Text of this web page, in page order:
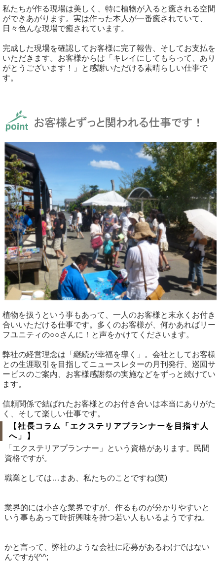
私たちが作る現場は美しく、特に植物が入ると癒される空間
ができあがります。実は作った本人が一番癒されていて、
日々色んな現場で癒されています。
完成した現場を確認してお客様に完了報告、そしてお支払を
いただきます。お客様からは「キレイにしてもらって、あり
がとうございます！」と感謝いただける素晴らしい仕事で
す。
植物を扱うという事もあって、一人のお客様と末永くお付き
合いいただける仕事です。多くのお客様が、何かあればリー
フユニティの○○さんに！と声をかけてくださいます。
弊社の経営理念は「継続が幸福を導く」。会社としてお客様
との生涯取引を目指してニュースレターの月刊発行、巡回サ
ービスのご案内、お客様感謝祭の実施などをずっと続けてい
ます。
信頼関係で結ばれたお客様とのお付き合いは本当にありがた
く、そして楽しい仕事です。
【社長コラム「エクステリアプランナーを目指す人
へ」】
「エクステリアプランナー」という資格があります。民間
資格ですが。
職業としては…まあ、私たちのことですね(笑)
業界的には小さな業界ですが、作るものが分かりやすいと
いう事もあって時折興味を持つ若い人もいるようですね。
かと言って、弊社のような会社に応募があるわけではない
んですが(^^;